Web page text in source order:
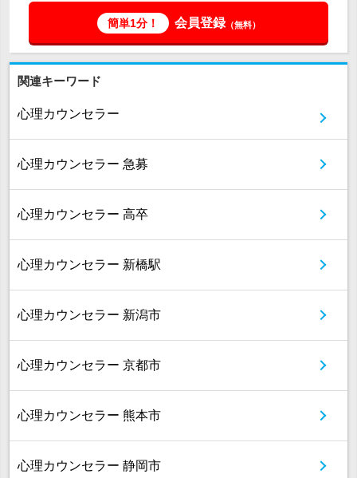
簡単1分！ 会員登録（無料）
関連キーワード
心理カウンセラー
心理カウンセラー 急募
心理カウンセラー 高卒
心理カウンセラー 新橋駅
心理カウンセラー 新潟市
心理カウンセラー 京都市
心理カウンセラー 熊本市
心理カウンセラー 静岡市